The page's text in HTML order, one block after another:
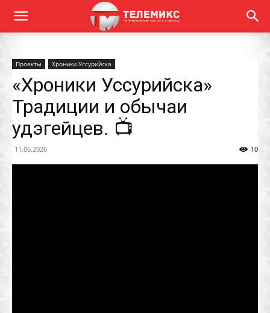
Проекты Хроники Уссурийска
«Хроники Уссурийска»
Традиции и обычаи
удэгейцев. 📺
11.06.2026 10